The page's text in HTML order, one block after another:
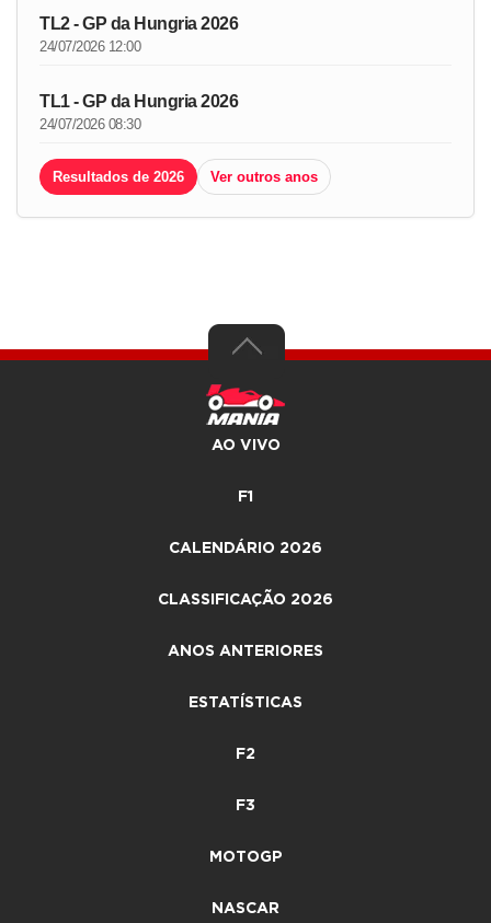
TL2 - GP da Hungria 2026
24/07/2026 12:00
TL1 - GP da Hungria 2026
24/07/2026 08:30
Resultados de 2026 Ver outros anos
AO VIVO
F1
CALENDÁRIO 2026
CLASSIFICAÇÃO 2026
ANOS ANTERIORES
ESTATÍSTICAS
F2
F3
MOTOGP
NASCAR